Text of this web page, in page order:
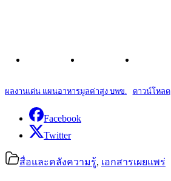
ผลงานเด่น แผนอาหารมูลค่าสูง บพข. ดาวน์โหลด
Facebook
Twitter
สื่อและคลังความรู้, เอกสารเผยแพร่